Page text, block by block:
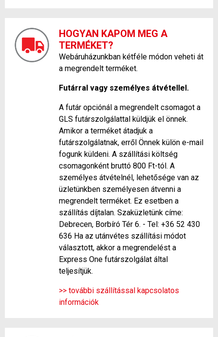
HOGYAN KAPOM MEG A
TERMÉKET?
Webáruházunkban kétféle módon veheti át
a megrendelt terméket.
Futárral vagy személyes átvétellel.
A futár opciónál a megrendelt csomagot a
GLS futárszolgálattal küldjük el önnek.
Amikor a terméket átadjuk a
futárszolgálatnak, erről Önnek külön e-mail
fogunk küldeni. A szállítási költség
csomagonként bruttó 800 Ft-tól. A
személyes átvételnél, lehetősége van az
üzletünkben személyesen átvenni a
megrendelt terméket. Ez esetben a
szállítás díjtalan. Szaküzletünk címe:
Debrecen, Borbíró Tér 6. - Tel: +36 52 430
636 Ha az utánvétes szállítási módot
választott, akkor a megrendelést a
Express One futárszolgálat által
teljesítjük.
>> további szállítással kapcsolatos
információk